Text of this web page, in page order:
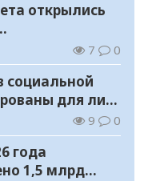
открылись
7 0
социальной
для лиц
9 0
года
1,5 млрд